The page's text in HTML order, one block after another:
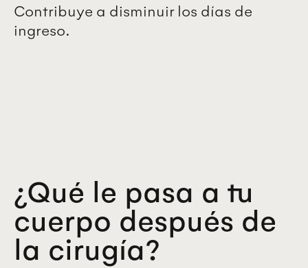
Contribuye a disminuir los días de
ingreso.
¿Qué le pasa a tu
cuerpo después de
la cirugía?